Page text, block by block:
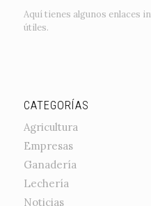
Aquí tienes algunos enlaces
útiles.
CATEGORÍAS
Agricultura
Empresas
Ganadería
Lechería
Noticias